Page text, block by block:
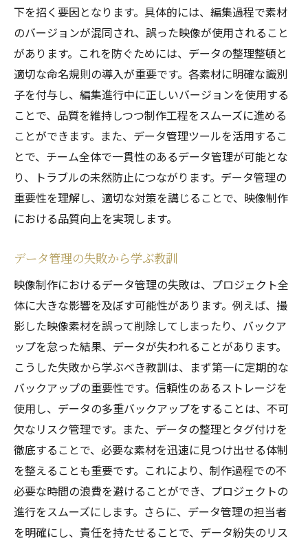
下を招く要因となります。具体的には、編集過程で素材
のバージョンが混同され、誤った映像が使用されること
があります。これを防ぐためには、データの整理整頓と
適切な命名規則の導入が重要です。各素材に明確な識別
子を付与し、編集進行中に正しいバージョンを使用する
ことで、品質を維持しつつ制作工程をスムーズに進める
ことができます。また、データ管理ツールを活用するこ
とで、チーム全体で一貫性のあるデータ管理が可能とな
り、トラブルの未然防止につながります。データ管理の
重要性を理解し、適切な対策を講じることで、映像制作
における品質向上を実現します。
データ管理の失敗から学ぶ教訓
映像制作におけるデータ管理の失敗は、プロジェクト全
体に大きな影響を及ぼす可能性があります。例えば、撮
影した映像素材を誤って削除してしまったり、バックア
ップを怠った結果、データが失われることがあります。
こうした失敗から学ぶべき教訓は、まず第一に定期的な
バックアップの重要性です。信頼性のあるストレージを
使用し、データの多重バックアップをすることは、不可
欠なリスク管理です。また、データの整理とタグ付けを
徹底することで、必要な素材を迅速に見つけ出せる体制
を整えることも重要です。これにより、制作過程での不
必要な時間の浪費を避けることができ、プロジェクトの
進行をスムーズにします。さらに、データ管理の担当者
を明確にし、責任を持たせることで、データ紛失のリス